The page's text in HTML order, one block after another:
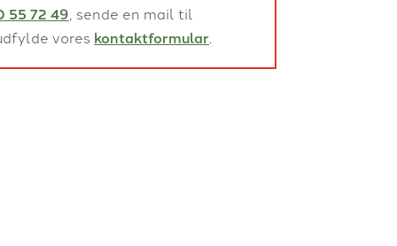
55 72 49, sende en mail til
vores kontaktformular.